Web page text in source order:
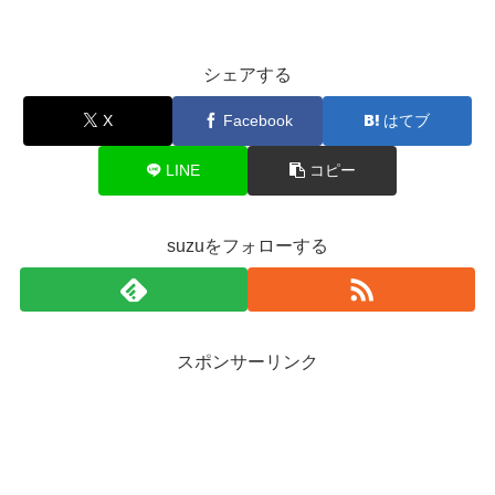
シェアする
X Facebook はてブ
LINE コピー
suzuをフォローする
スポンサーリンク